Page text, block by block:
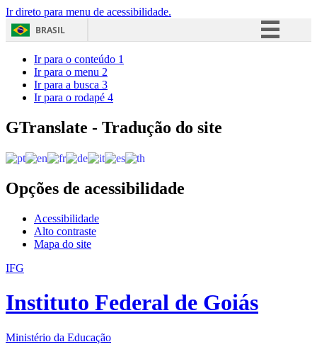
Ir direto para menu de acessibilidade.
BRASIL
Acesso à informação
Ir para o conteúdo 1
Ir para o menu 2
Ir para a busca 3
Ir para o rodapé 4
GTranslate - Tradução do site
Opções de acessibilidade
Acessibilidade
Alto contraste
Mapa do site
IFG
Instituto Federal de Goiás
Ministério da Educação